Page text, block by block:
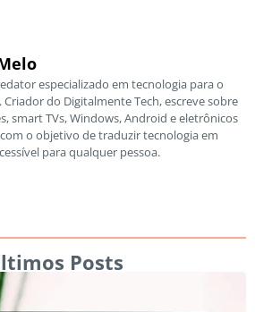
especializado em tecnologia para o
do Digitalmente Tech, escreve sobre
smart TVs, Windows, Android e eletrônicos
o objetivo de traduzir tecnologia em
para qualquer pessoa.
Posts